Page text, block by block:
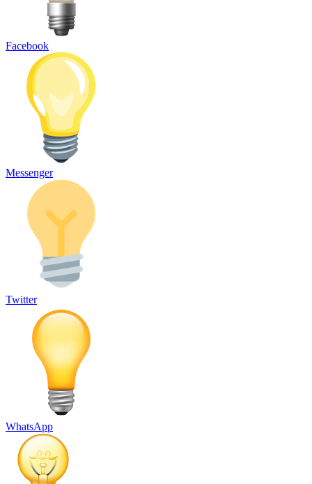
Facebook
Messenger
Twitter
WhatsApp